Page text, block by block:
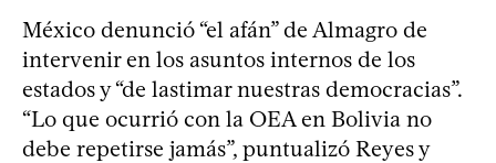
México denunció “el afán” de Almagro de
intervenir en los asuntos internos de los
estados y “de lastimar nuestras democracias”.
“Lo que ocurrió con la OEA en Bolivia no
debe repetirse jamás”, puntualizó Reyes y